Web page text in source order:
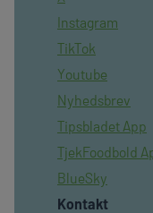
Instagram
TikTok
Youtube
Nyhedsbrev
Tipsbladet App
TjekFoodbold
BlueSky
Kontakt